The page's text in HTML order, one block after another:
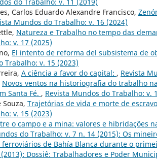
Carlos Eduardo Alexandre Francisco,
Mundos do Trabalho: v. 16 (2024)
Natureza e Trabalho no tempo das
v. 17 (2025)
El intento de reforma del subsistema de
Trabalho: v. 15 (2023)
A ciência a favor do capital: , Revista
Novos ventos na historiografia do trabalho
Santa Fé. , Revista Mundos do Trabalho: v.
Souza, Trajetórias de vida e morte de
v. 15 (2023)
o campo e a mina: valores e hibridações
do Trabalho: v. 7 n. 14 (2015): Os
ferroviários de Bahía Blanca durante o
Dossiê: Trabalhadores e Poder